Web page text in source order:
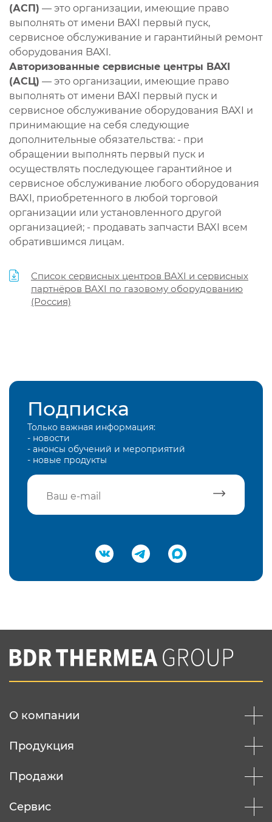
(АСП) — это организации, имеющие право
выполнять от имени BAXI первый пуск,
сервисное обслуживание и гарантийный ремонт
оборудования BAXI.
Авторизованные сервисные центры BAXI
(АСЦ) — это организации, имеющие право
выполнять от имени BAXI первый пуск и
сервисное обслуживание оборудования BAXI и
принимающие на себя следующие
дополнительные обязательства: - при
обращении выполнять первый пуск и
осуществлять последующее гарантийное и
сервисное обслуживание любого оборудования
BAXI, приобретенного в любой торговой
организации или установленного другой
организацией; - продавать запчасти BAXI всем
обратившимся лицам.
Список сервисных центров BAXI и сервисных
партнёров BAXI по газовому оборудованию
(Россия)
Подписка
Только важная информация:
- новости
- анонсы обучений и мероприятий
- новые продукты
Подтвердить e-mail
Вы соглашаетесь с нашей политикой
конфеденциальности
О компании
Продукция
Продажи
Сервис